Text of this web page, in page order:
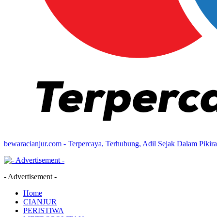
bewaracianjur.com - Terpercaya, Terhubung, Adil Sejak Dalam
- Advertisement -
Home
CIANJUR
PERISTIWA